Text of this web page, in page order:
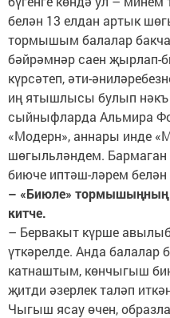
белән 13 елдан артык
тормышым балалар
бәйрәмнәр саен җырлап-
күрсәтеп, әти-
иң ятышлысы булып
сыйныфларда Альмира
«Модерн», аннары инде
шөгыльләндем. Бармаган
биюче иптәш-ләрем
– «Биюле» тормышыңның
китче.
– Бервакыт күрше
үткәрелде. Анда балалар
катнаштым, көнчыгыш
җитди әзерлек таләп
Чыгыш ясау өчен,